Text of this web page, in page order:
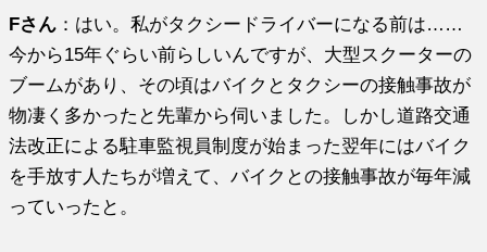
Fさん ：はい。私がタクシードライバーになる前は……
今から15年ぐらい前らしいんですが、大型スクーターの
ブームがあり、その頃はバイクとタクシーの接触事故が
物凄く多かったと先輩から伺いました。しかし道路交通
法改正による駐車監視員制度が始まった翌年にはバイク
を手放す人たちが増えて、バイクとの接触事故が毎年減
っていったと。